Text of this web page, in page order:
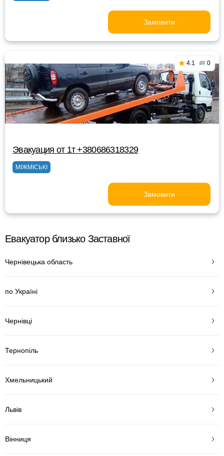
Замовити
4.1 0
Эвакуация от 1т +380686318329
МІЖМІСЬКІ
Замовити
Евакуатор близько Заставної
Чернівецька область
по Україні
Чернівці
Тернопіль
Хмельницький
Львів
Вінниця